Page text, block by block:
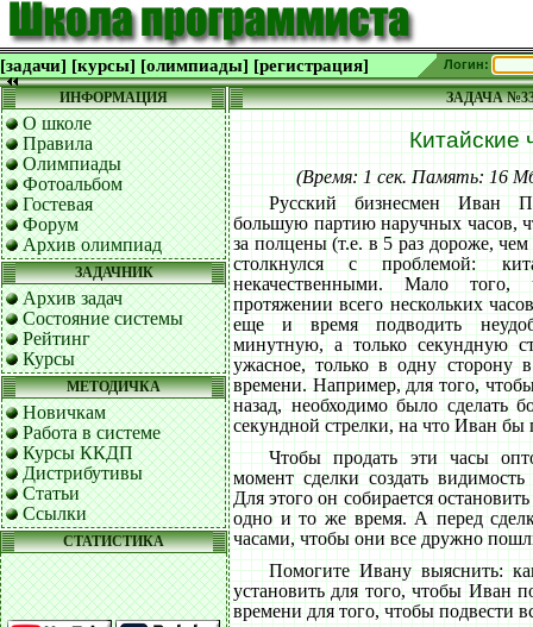
[задачи] [курсы] [олимпиады] [регистрация] Логин:
ИНФОРМАЦИЯ
О школе
Правила
Олимпиады
Фотоальбом
Гостевая
Форум
Архив олимпиад
ЗАДАЧНИК
Архив задач
Состояние системы
Рейтинг
Курсы
МЕТОДИЧКА
Новичкам
Работа в системе
Курсы ККДП
Дистрибутивы
Статьи
Ссылки
СТАТИСТИКА
ЗАДАЧА
Китайские
(Время: 1 сек. Память: 16
Русский бизнесмен Иван
большую партию наручных часов,
за полцены (т.е. в 5 раз дороже,
столкнулся с проблемой:
некачественными. Мало
протяжении всего нескольких
еще и время подводить
минутную, а только секундную
ужасное, только в одну сторону
времени. Например, для того,
назад, необходимо было сделать
секундной стрелки, на что Иван бы
Чтобы продать эти часы
момент сделки создать
Для этого он собирается
одно и то же время. А перед
часами, чтобы они все дружно
Помогите Ивану выяснить:
установить для того, чтобы Иван
времени для того, чтобы подвести